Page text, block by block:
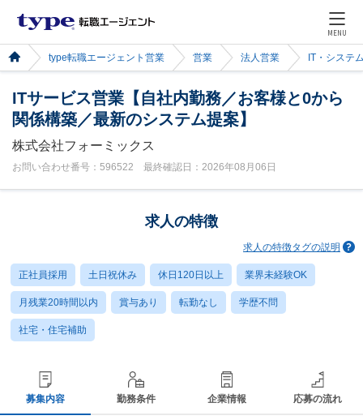
MENU
type転職エージェント営業 営業 法人営業 IT・システ
ITサービス営業【自社内勤務／お客様と0から
関係構築／最新のシステム提案】
株式会社フォーミックス
お問い合わせ番号：596522 最終確認日：2026年08月06日
求人の特徴
求人の特徴タグの説明
正社員採用 土日祝休み 休日120日以上 業界未経験OK
月残業20時間以内 賞与あり 転勤なし 学歴不問
社宅・住宅補助
募集内容 勤務条件 企業情報 応募の流れ